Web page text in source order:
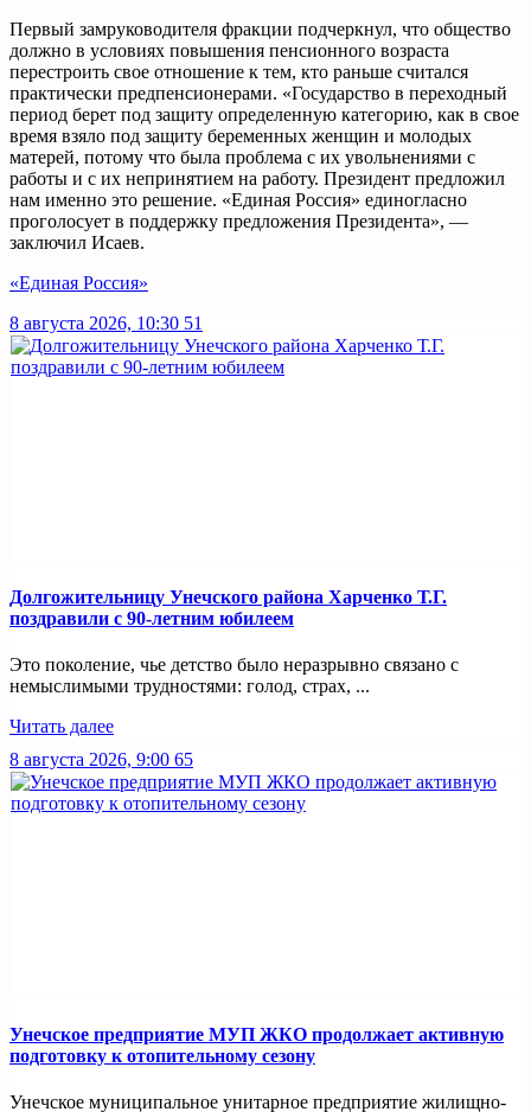
Первый замруководителя фракции подчеркнул, что общество
должно в условиях повышения пенсионного возраста
перестроить свое отношение к тем, кто раньше считался
практически предпенсионерами. «Государство в переходный
период берет под защиту определенную категорию, как в свое
время взяло под защиту беременных женщин и молодых
матерей, потому что была проблема с их увольнениями с
работы и с их непринятием на работу. Президент предложил
нам именно это решение. «Единая Россия» единогласно
проголосует в поддержку предложения Президента», —
заключил Исаев.
«Единая Россия»
8 августа 2026, 10:30 51
Долгожительницу Унечского района Харченко Т.Г.
поздравили с 90-летним юбилеем
Это поколение, чье детство было неразрывно связано с
немыслимыми трудностями: голод, страх, ...
Читать далее
8 августа 2026, 9:00 65
Унечское предприятие МУП ЖКО продолжает активную
подготовку к отопительному сезону
Унечское муниципальное унитарное предприятие жилищно-